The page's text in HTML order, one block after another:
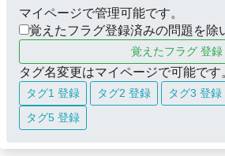
マイページで管理可能です。
覚えたフラグ登録済みの問題を除
覚えたフラグ 登録
タグ名変更はマイページで可能です
タグ1 登録 タグ2 登録 タグ3 登録
タグ5 登録